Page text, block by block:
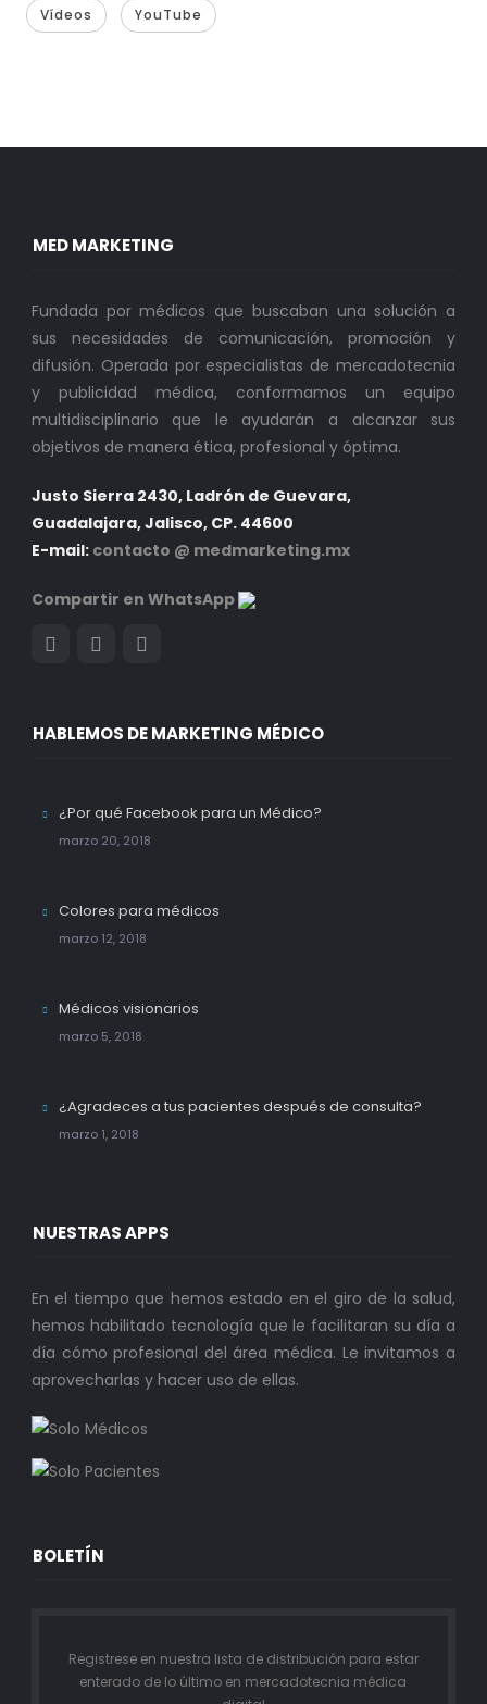
Vídeos YouTube
MED MARKETING
Fundada por médicos que buscaban una solución a
sus necesidades de comunicación, promoción y
difusión. Operada por especialistas de mercadotecnia
y publicidad médica, conformamos un equipo
multidisciplinario que le ayudarán a alcanzar sus
objetivos de manera ética, profesional y óptima.
Justo Sierra 2430, Ladrón de Guevara,
Guadalajara, Jalisco, CP. 44600
E-mail: contacto @ medmarketing.mx
Compartir en WhatsApp
HABLEMOS DE MARKETING MÉDICO
¿Por qué Facebook para un Médico?
marzo 20, 2018
Colores para médicos
marzo 12, 2018
Médicos visionarios
marzo 5, 2018
¿Agradeces a tus pacientes después de consulta?
marzo 1, 2018
NUESTRAS APPS
En el tiempo que hemos estado en el giro de la salud,
hemos habilitado tecnología que le facilitaran su día a
día cómo profesional del área médica. Le invitamos a
aprovecharlas y hacer uso de ellas.
BOLETÍN
Registrese en nuestra lista de distribución para estar
enterado de lo último en mercadotecnia médica